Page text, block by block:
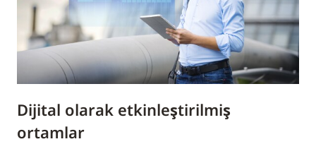
Dijital olarak etkinleştirilmiş
ortamlar